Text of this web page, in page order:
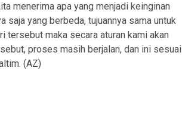
menerima apa yang menjadi keinginan
saja yang berbeda, tujuannya sama untuk
tersebut maka secara aturan kami akan
proses masih berjalan, dan ini sesuai
(AZ)